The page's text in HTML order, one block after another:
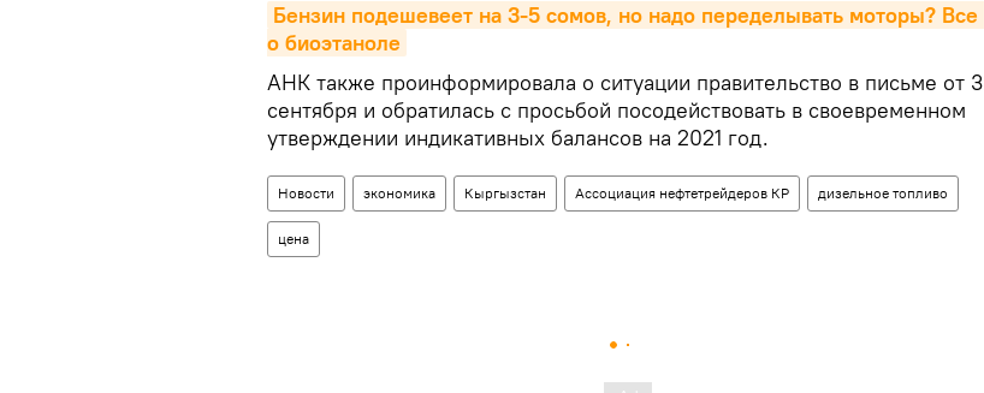
Бензин подешевеет на 3-5 сомов, но надо переделывать моторы? Все
о биоэтаноле
АНК также проинформировала о ситуации правительство в письме от 3
сентября и обратилась с просьбой посодействовать в своевременном
утверждении индикативных балансов на 2021 год.
Новости экономика Кыргызстан Ассоциация нефтетрейдеров КР дизельное топливо
цена